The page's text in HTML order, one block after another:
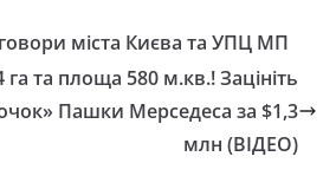
міста Києва та УПЦ МП
га та площа 580 м.кв.! Зацініть
Пашки Мерседеса за $1,3
млн (ВІДЕО)